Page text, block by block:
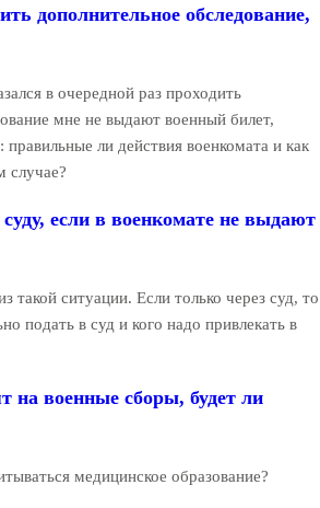
дополнительное обследование,
в очередной раз проходить
мне не выдают военный билет,
правильные ли действия военкомата и как
случае?
если в военкомате не выдают
такой ситуации. Если только через суд, то
подать в суд и кого надо привлекать в
на военные сборы, будет ли
медицинское образование?